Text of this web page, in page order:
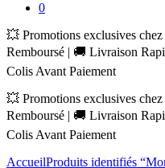
0
💥 Promotions exclusives
Remboursé | 🚚 Livraison
Colis Avant Paiement
💥 Promotions exclusives
Remboursé | 🚚 Livraison
Colis Avant Paiement
AccueilProduits identifiés